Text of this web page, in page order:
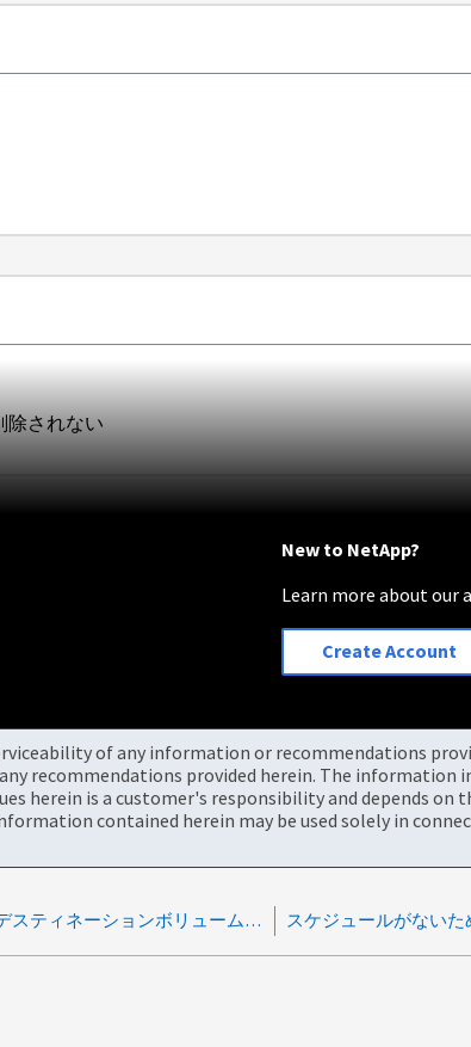
除されない
New to NetApp?
Learn more about our
Create Account
of any information or recommendations
recommendations provided herein. The information
herein is a customer's responsibility and depends on
contained herein may be used solely in
FlexGroup のSnapMirrorデスティネーションボリューム上にSnapshotが作成されない